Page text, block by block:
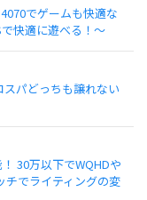
でゲームも快適な
快適に遊べる！～
スパどっちも譲れない
30万以下でWQHDや
チでライティングの変